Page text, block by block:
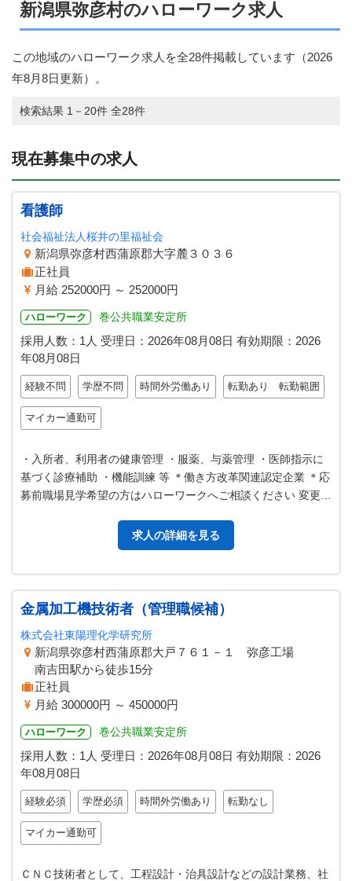
新潟県弥彦村のハローワーク求人
この地域のハローワーク求人を全28件掲載しています（2026
年8月8日更新）。
検索結果 1－20件 全28件
現在募集中の求人
看護師
社会福祉法人桜井の里福祉会
新潟県弥彦村西蒲原郡大字麓３０３６
正社員
月給 252000円 ～ 252000円
ハローワーク 巻公共職業安定所
採用人数：1人 受理日： 2026年08月08日 有効期限： 2026
年08月08日
経験不問 学歴不問 時間外労働あり 転勤あり 転勤範囲
マイカー通勤可
・入所者、利用者の健康管理 ・服薬、与薬管理 ・医師指示に
基づく診療補助 ・機能訓練 等 ＊働き方改革関連認定企業 ＊応
募前職場見学希望の方はハローワークへご相談ください 変更範
求人の詳細を見る
金属加工機技術者（管理職候補）
株式会社東陽理化学研究所
新潟県弥彦村西蒲原郡大戸７６１－１ 弥彦工場
南吉田駅から徒歩15分
正社員
月給 300000円 ～ 450000円
ハローワーク 巻公共職業安定所
採用人数：1人 受理日： 2026年08月08日 有効期限： 2026
年08月08日
経験必須 学歴必須 時間外労働あり 転勤なし
マイカー通勤可
ＣＮＣ技術者として、工程設計・治具設計などの設計業務、社